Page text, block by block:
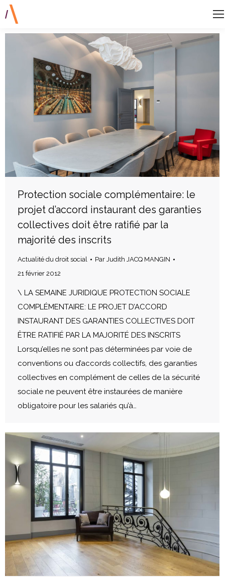
Protection sociale complémentaire: le
projet d’accord instaurant des garanties
collectives doit être ratifié par la
majorité des inscrits
Actualité du droit social Par Judith JACQ MANGIN
21 février 2012
\ LA SEMAINE JURIDIQUE PROTECTION SOCIALE
COMPLÉMENTAIRE: LE PROJET D’ACCORD
INSTAURANT DES GARANTIES COLLECTIVES DOIT
ÊTRE RATIFIÉ PAR LA MAJORITÉ DES INSCRITS
Lorsqu’elles ne sont pas déterminées par voie de
conventions ou d’accords collectifs, des garanties
collectives en complément de celles de la sécurité
sociale ne peuvent être instaurées de manière
obligatoire pour les salariés qu’à…